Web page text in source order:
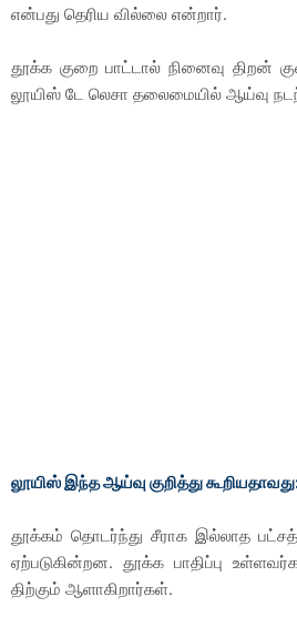
என்பது தெரிய வில்லை என்றார்.
தூக்க குறை பாட்டால் நினைவு திறன்
லூயிஸ் டே லெசா தலைமையில் ஆய்வு
லூயிஸ் இந்த ஆய்வு குறித்து
தூக்கம் தொடர்ந்து சீராக இல்லாத
ஏற்படுகின்றன. தூக்க பாதிப்பு
திற்கும் ஆளாகிறார்கள்.